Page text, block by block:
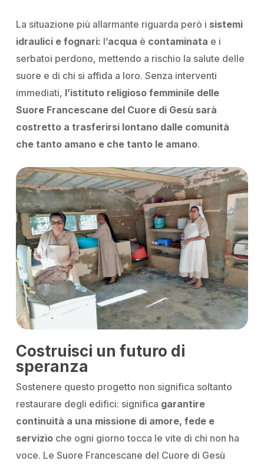
La situazione più allarmante riguarda però i sistemi
idraulici e fognari: l’acqua è contaminata e i
serbatoi perdono, mettendo a rischio la salute delle
suore e di chi si affida a loro. Senza interventi
immediati, l’istituto religioso femminile delle
Suore Francescane del Cuore di Gesù sarà
costretto a trasferirsi lontano dalle comunità
che tanto amano e che tanto le amano.
Costruisci un futuro di
speranza
Sostenere questo progetto non significa soltanto
restaurare degli edifici: significa garantire
continuità a una missione di amore, fede e
servizio che ogni giorno tocca le vite di chi non ha
voce. Le Suore Francescane del Cuore di Gesù